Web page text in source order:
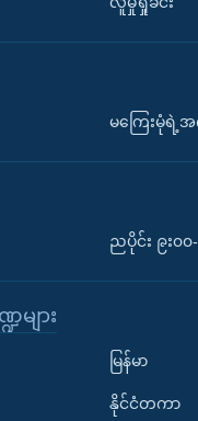
မကြေးမုံရဲ့အ
ညပိုင်း ၉း၀၀
ျား
မြန်မာ
နိုင်ငံတကာ